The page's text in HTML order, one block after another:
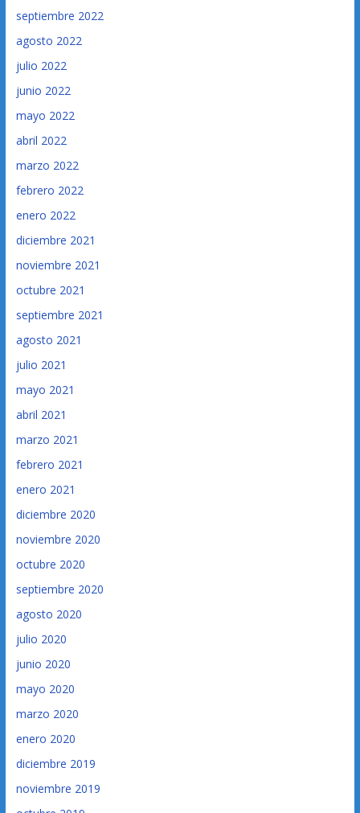
septiembre 2022
agosto 2022
julio 2022
junio 2022
mayo 2022
abril 2022
marzo 2022
febrero 2022
enero 2022
diciembre 2021
noviembre 2021
octubre 2021
septiembre 2021
agosto 2021
julio 2021
mayo 2021
abril 2021
marzo 2021
febrero 2021
enero 2021
diciembre 2020
noviembre 2020
octubre 2020
septiembre 2020
agosto 2020
julio 2020
junio 2020
mayo 2020
marzo 2020
enero 2020
diciembre 2019
noviembre 2019